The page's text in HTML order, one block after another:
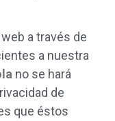
a través de
a nuestra
no se hará
de
que éstos